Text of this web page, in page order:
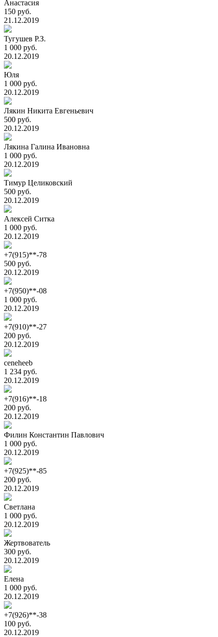
Анастасия
150 руб.
21.12.2019
Тугушев Р.З.
1 000 руб.
20.12.2019
Юля
1 000 руб.
20.12.2019
Лякин Никита Евгеньевич
500 руб.
20.12.2019
Лякина Галина Ивановна
1 000 руб.
20.12.2019
Тимур Целиковский
500 руб.
20.12.2019
Алексей Ситка
1 000 руб.
20.12.2019
+7(915)**-78
500 руб.
20.12.2019
+7(950)**-08
1 000 руб.
20.12.2019
+7(910)**-27
200 руб.
20.12.2019
ceneheeb
1 234 руб.
20.12.2019
+7(916)**-18
200 руб.
20.12.2019
Филин Константин Павлович
1 000 руб.
20.12.2019
+7(925)**-85
200 руб.
20.12.2019
Светлана
1 000 руб.
20.12.2019
Жертвователь
300 руб.
20.12.2019
Елена
1 000 руб.
20.12.2019
+7(926)**-38
100 руб.
20.12.2019